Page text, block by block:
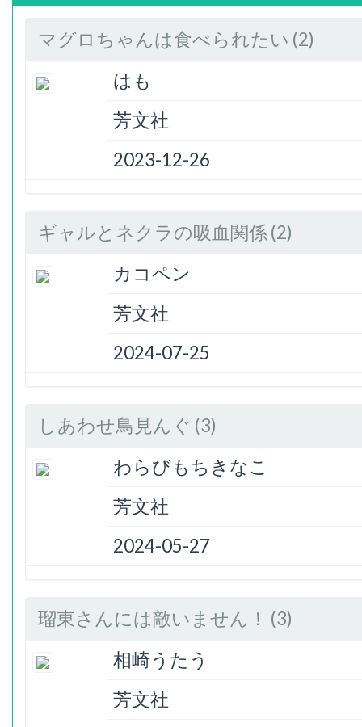
マグロちゃんは食べられたい (2)
はも
芳文社
2023-12-26
ギャルとネクラの吸血関係 (2)
カコペン
芳文社
2024-07-25
しあわせ鳥見んぐ (3)
わらびもちきなこ
芳文社
2024-05-27
瑠東さんには敵いません！ (3)
相崎うたう
芳文社